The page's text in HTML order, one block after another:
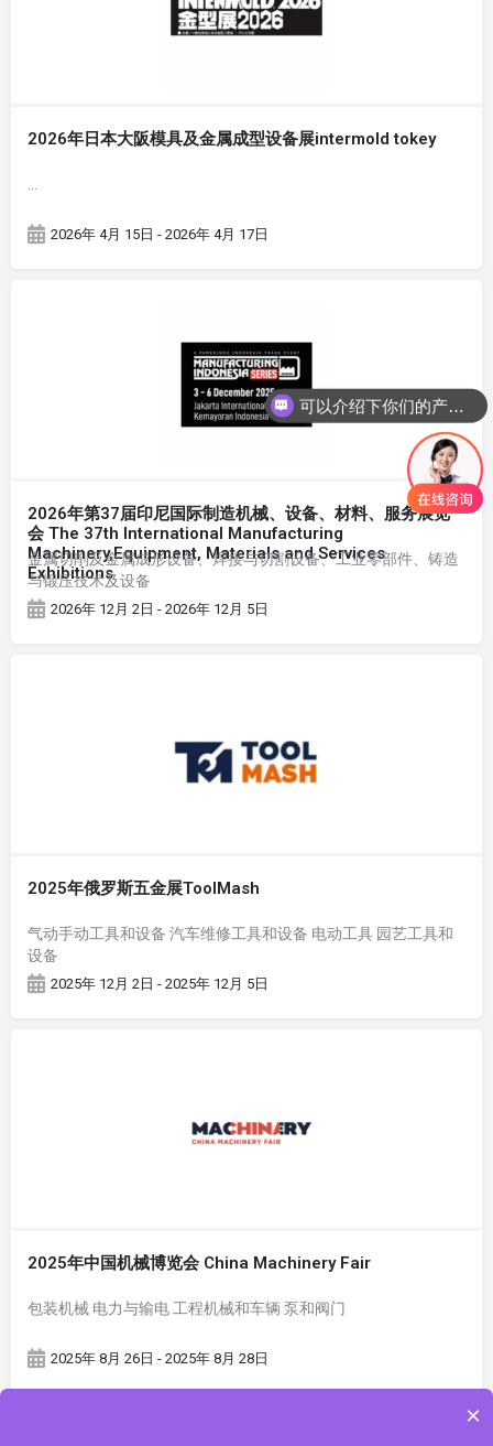
2026年日本大阪模具及金属成型设备展intermold tokey
2026年 4月 15日 - 2026年 4月 17日
2026年第37届印尼国际制造机械、设备、材料、服务展览
会 The 37th International Manufacturing
Machinery,Equipment, Materials and Services
Exhibitions
金属切削及金属成形设备、焊接与切割设备、工业零部件、铸造
与锻压技术及设备
2026年 12月 2日 - 2026年 12月 5日
2025年俄罗斯五金展ToolMash
气动手动工具和设备 汽车维修工具和设备 电动工具 园艺工具和
设备
2025年 12月 2日 - 2025年 12月 5日
2025年中国机械博览会 China Machinery Fair
包装机械 电力与输电 工程机械和车辆 泵和阀门
2025年 8月 26日 - 2025年 8月 28日
可以介绍下你们的产品么
×